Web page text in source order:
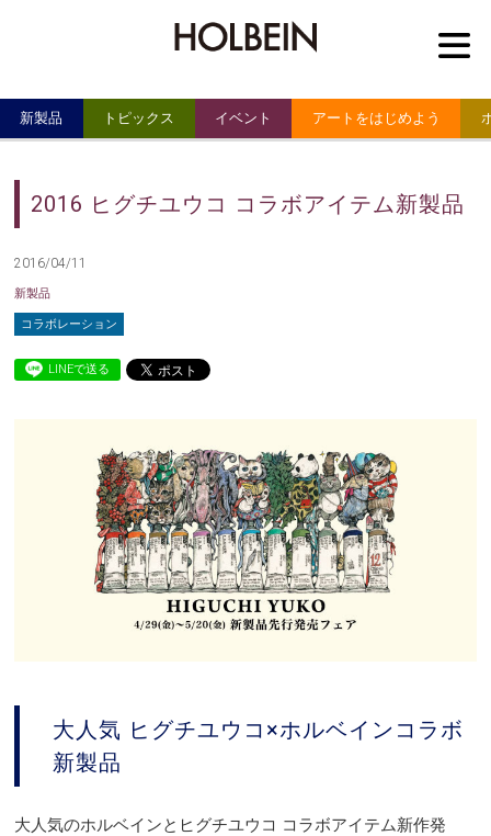
新製品 トピックス イベント アートをはじめよう
2016 ヒグチユウコ コラボアイテム新製品
2016/04/11
新製品
コラボレーション
LINEで送る
大人気 ヒグチユウコ×ホルベインコラボ
新製品
大人気のホルベインとヒグチユウコ コラボアイテム新作発